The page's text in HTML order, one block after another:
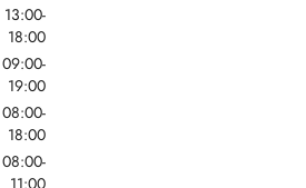
13:00-
18:00
09:00-
19:00
08:00-
18:00
08:00-
11:00